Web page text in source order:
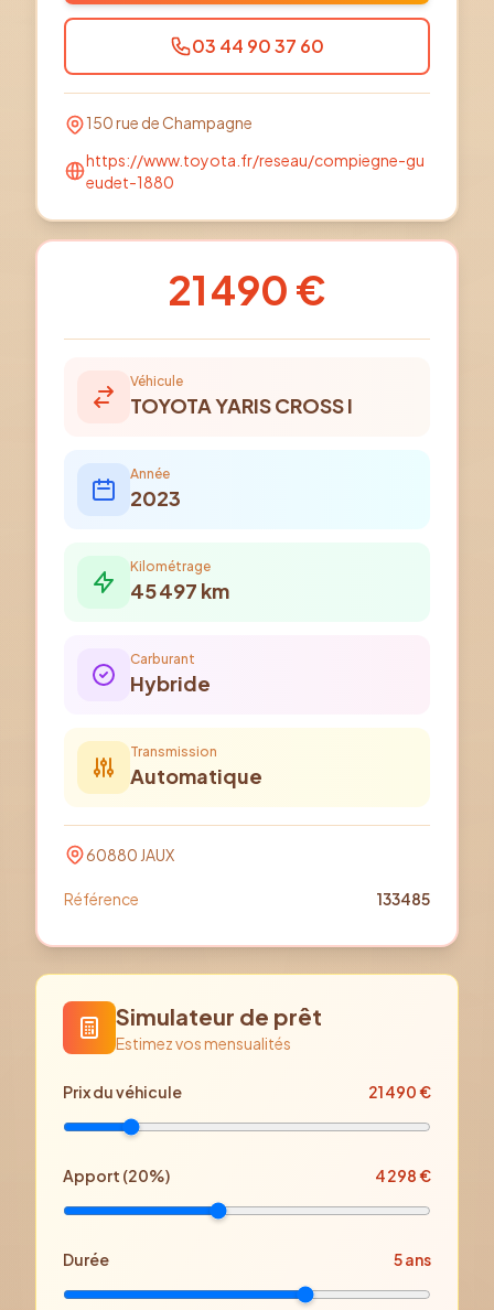
03 44 90 37 60
150 rue de Champagne
https://www.toyota.fr/reseau/compiegne-gu
eudet-1880
21 490 €
Véhicule
TOYOTAYARIS CROSS I
Année
2023
Kilométrage
45 497 km
Carburant
Hybride
Transmission
Automatique
60880 JAUX
Référence 133485
Simulateur de prêt
Estimez vos mensualités
Prixdu véhicule 21 490€
Apport (20%) 4 298€
Durée 5ans